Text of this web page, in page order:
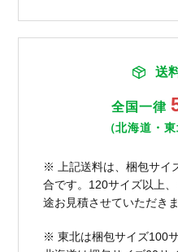
送
全国一律
（北海道・
※ 上記送料は、梱包サイ
合です。120サイズ以上
途お見積させていただきま
※ 東北は梱包サイズ100